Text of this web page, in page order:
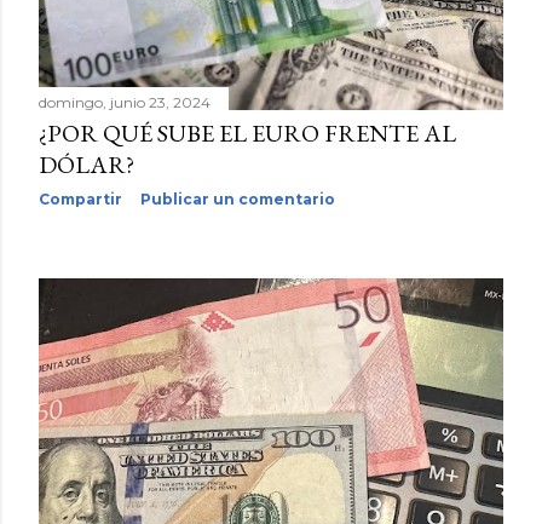
domingo, junio 23, 2024
¿POR QUÉ SUBE EL EURO FRENTE AL
DÓLAR?
Compartir Publicar un comentario